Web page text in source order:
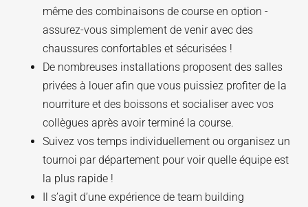
même des combinaisons de course en option -
assurez-vous simplement de venir avec des
chaussures confortables et sécurisées !
De nombreuses installations proposent des salles
privées à louer afin que vous puissiez profiter de la
nourriture et des boissons et socialiser avec vos
collègues après avoir terminé la course.
Suivez vos temps individuellement ou organisez un
tournoi par département pour voir quelle équipe est
la plus rapide !
Il s’agit d’une expérience de team building